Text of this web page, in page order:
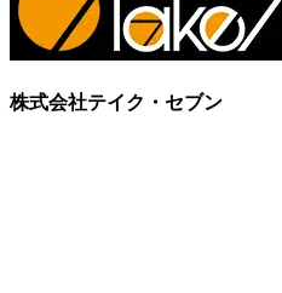
株式会社テイク・セブン